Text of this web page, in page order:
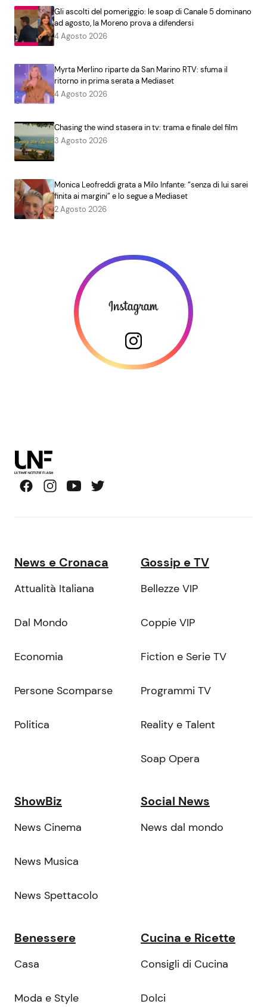
Gli ascolti del pomeriggio: le soap di Canale 5 dominano
ad agosto, la Moreno prova a difendersi
4 Agosto 2026
Myrta Merlino riparte da San Marino RTV: sfuma il
ritorno in prima serata a Mediaset
4 Agosto 2026
Chasing the wind stasera in tv: trama e finale del film
3 Agosto 2026
Monica Leofreddi grata a Milo Infante: “senza di lui sarei
finita ai margini” e lo segue a Mediaset
2 Agosto 2026
News e Cronaca
Attualità Italiana
Dal Mondo
Economia
Persone Scomparse
Politica
Gossip e TV
Bellezze VIP
Coppie VIP
Fiction e Serie TV
Programmi TV
Reality e Talent
Soap Opera
ShowBiz
News Cinema
News Musica
News Spettacolo
Social News
News dal mondo
Benessere
Casa
Moda e Style
Cucina e Ricette
Consigli di Cucina
Dolci